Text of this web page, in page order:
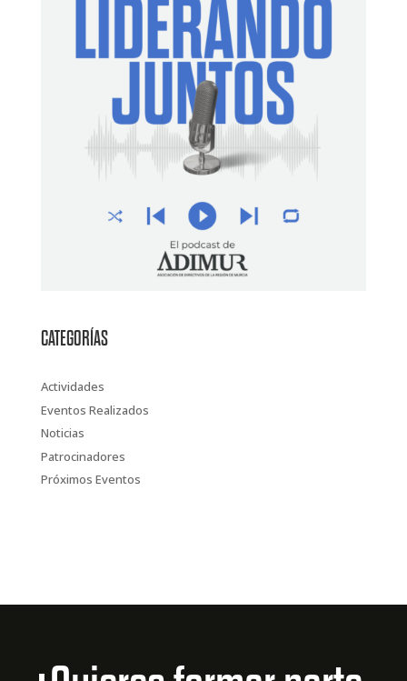
CATEGORÍAS
Actividades
Eventos Realizados
Noticias
Patrocinadores
Próximos Eventos